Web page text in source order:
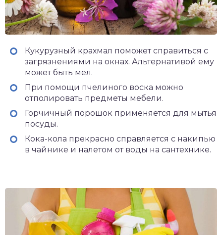
Кукурузный крахмал поможет справиться с
загрязнениями на окнах. Альтернативой ему
может быть мел.
При помощи пчелиного воска можно
отполировать предметы мебели.
Горчичный порошок применяется для мытья
посуды.
Кока-кола прекрасно справляется с накипью
в чайнике и налетом от воды на сантехнике.